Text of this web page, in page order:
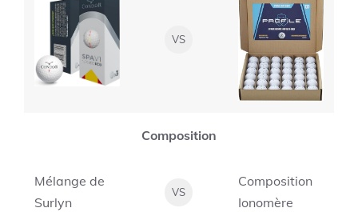
VS
Composition
Mélange de
Surlyn
VS
Composition
Ionomère